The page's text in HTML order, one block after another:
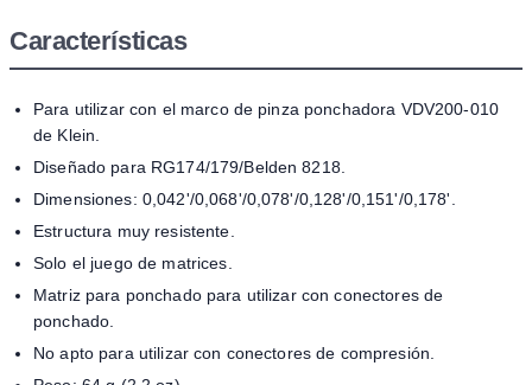
Características
Para utilizar con el marco de pinza ponchadora VDV200-010
de Klein.
Diseñado para RG174/179/Belden 8218.
Dimensiones: 0,042'/0,068'/0,078'/0,128'/0,151'/0,178'.
Estructura muy resistente.
Solo el juego de matrices.
Matriz para ponchado para utilizar con conectores de
ponchado.
No apto para utilizar con conectores de compresión.